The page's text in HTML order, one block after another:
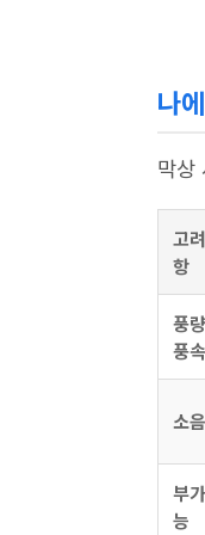
나
막상
고
항
풍
풍속
소음
부
능